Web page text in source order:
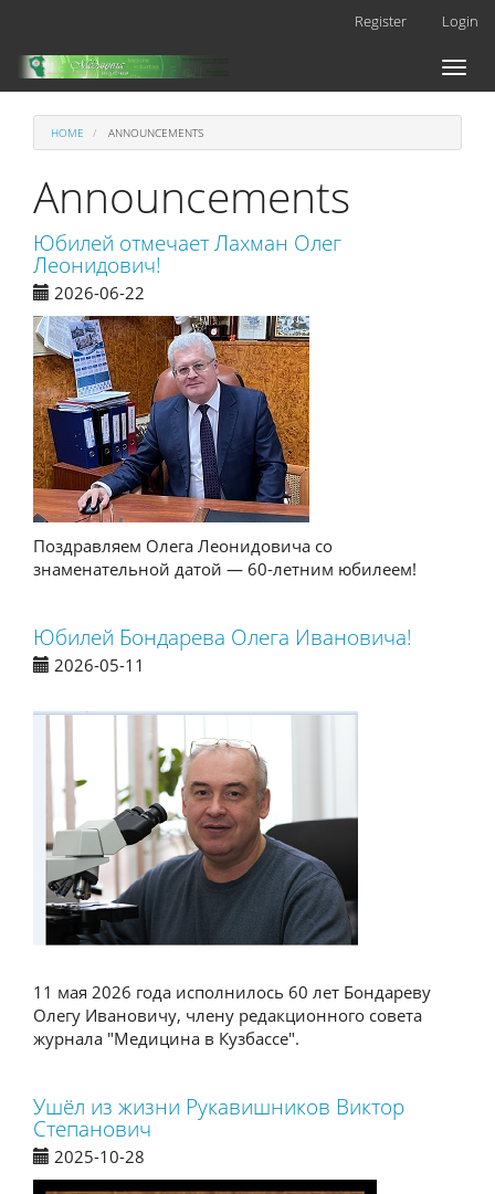
Main
Content
Register Login
Toggle
HOME ANNOUNCEMENTS
Announcements
Юбилей отмечает Лахман Олег
Леонидович!
2026-06-22
Поздравляем Олега Леонидовича со
знаменательной датой — 60-летним юбилеем!
Юбилей Бондарева Олега Ивановича!
2026-05-11
11 мая 2026 года исполнилось 60 лет Бондареву
Олегу Ивановичу, члену редакционного совета
журнала "Медицина в Кузбассе".
Ушёл из жизни Рукавишников Виктор
Степанович
2025-10-28